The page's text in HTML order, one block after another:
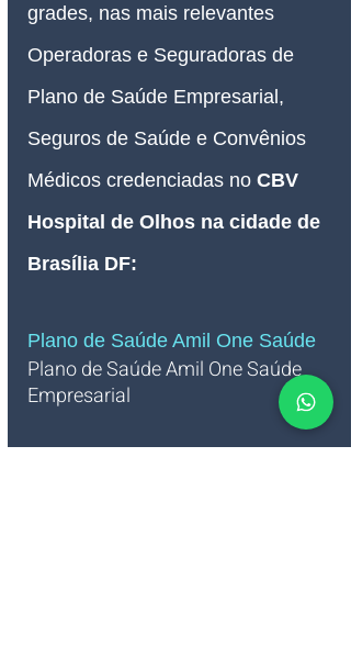
grades, nas mais relevantes
Operadoras e Seguradoras de
Plano de Saúde Empresarial,
Seguros de Saúde e Convênios
Médicos credenciadas no CBV
Hospital de Olhos na cidade de
Brasília DF:
Plano de Saúde Amil One Saúde
Plano de Saúde Amil One Saúde
Empresarial